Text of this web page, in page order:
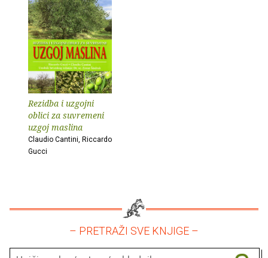
Rezidba i uzgojni
oblici za suvremeni
uzgoj maslina
Claudio Cantini, Riccardo
Gucci
– PRETRAŽI SVE KNJIGE –